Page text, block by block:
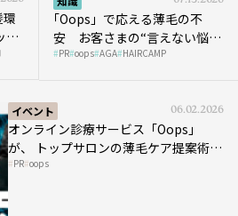
環
ド
｢Oops」で応える薄毛の不
安 お客さまの“言えない悩
み”にどう向き合う？ ＃01
PR oops AGA HAIRCAMP
イベント 06.02.2026
オンライン診療サービス「Oops」
が、 トップサロンの薄毛ケア提案術を
HAIRCAMPで公開！
PR oops